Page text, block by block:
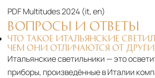
PDFMultitudes 2024 (it, en)‎
ВОПРОСЫ И ОТВЕТЫ
ЧТО ТАКОЕ ИТАЛЬЯНСКИЕ
ЧЕМ ОНИ ОТЛИЧАЮТСЯ ОТ
Итальянские светильники — это
приборы, произведённые в Италии